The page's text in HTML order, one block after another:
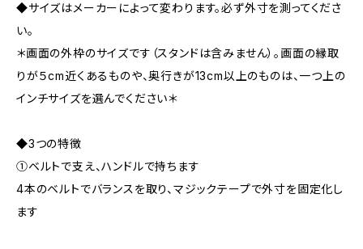
◆サイズはメーカーによって変わります。必ず外寸を測ってくださ
い。
＊画面の外枠のサイズです（スタンドは含みません）。画面の縁取
りが５cm近くあるものや、奥行きが13cm以上のものは、一つ上の
インチサイズを選んでください＊
◆3つの特徴
①ベルトで支え、ハンドルで持ちます
4本のベルトでバランスを取り、マジックテープで外寸を固定化し
ます